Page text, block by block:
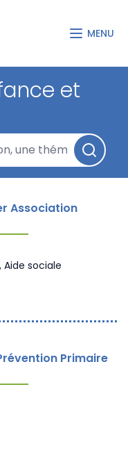
MENU
et
Association
, Aide sociale
Primaire